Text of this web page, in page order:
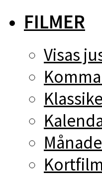
FILMER
Visas
Kortfilm